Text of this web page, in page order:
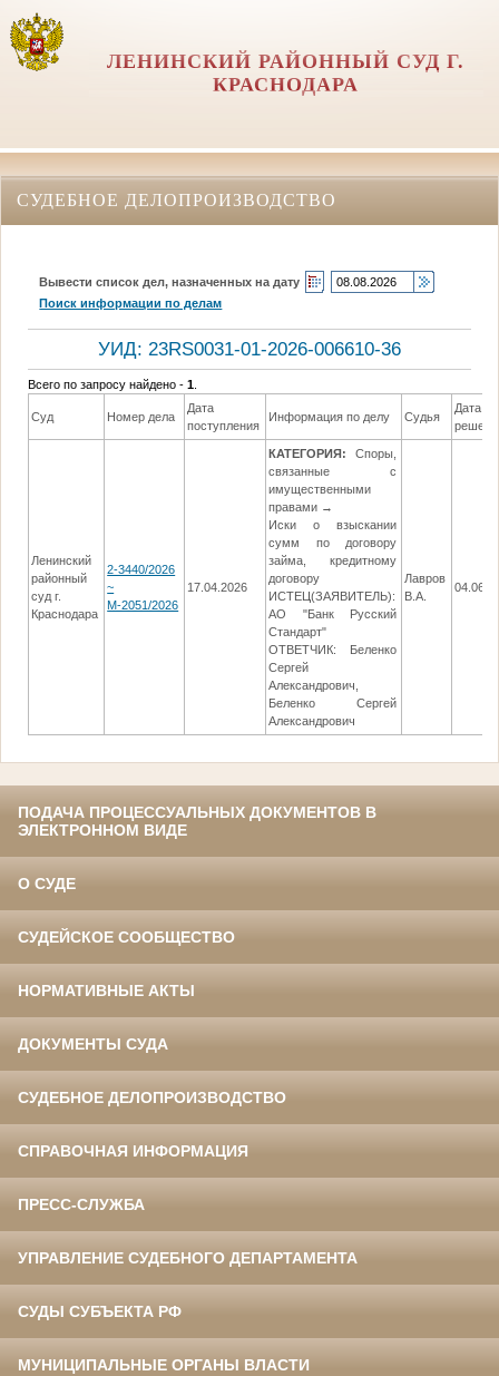
ЛЕНИНСКИЙ РАЙОННЫЙ СУД Г.
КРАСНОДАРА
СУДЕБНОЕ ДЕЛОПРОИЗВОДСТВО
Вывести список дел, назначенных на дату
Поиск информации по делам
УИД: 23RS0031-01-2026-006610-36
Всего по запросу найдено -1
Суд Номер дела
Дата
поступления
Информация по делу Судья
Дата
Ленинский
районный
суд г.
Краснодара
2-3440/2026
~
М-2051/2026
17.04.2026
КАТЕГОРИЯ:
Споры,
связанные с
имущественными
правами →
Иски о взыскании
сумм по договору
займа, кредитному
договору
ИСТЕЦ(ЗАЯВИТЕЛЬ):
АО "Банк Русский
Стандарт"
ОТВЕТЧИК: Беленко
Сергей
Александрович,
Беленко Сергей
Александрович
Лавров
В.А.
ПОДАЧА ПРОЦЕССУАЛЬНЫХ ДОКУМЕНТОВ В
ЭЛЕКТРОННОМ ВИДЕ
О СУДЕ
СУДЕЙСКОЕ СООБЩЕСТВО
НОРМАТИВНЫЕ АКТЫ
ДОКУМЕНТЫ СУДА
СУДЕБНОЕ ДЕЛОПРОИЗВОДСТВО
СПРАВОЧНАЯ ИНФОРМАЦИЯ
ПРЕСС-СЛУЖБА
УПРАВЛЕНИЕ СУДЕБНОГО ДЕПАРТАМЕНТА
СУДЫ СУБЪЕКТА РФ
МУНИЦИПАЛЬНЫЕ ОРГАНЫ ВЛАСТИ